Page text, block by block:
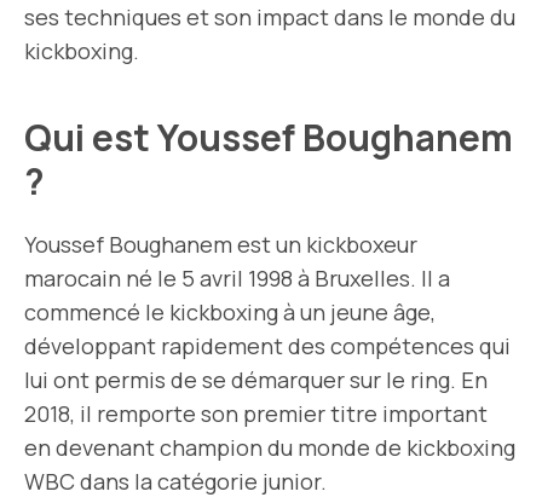
ses techniques et son impact dans le monde du
kickboxing.
Qui est Youssef Boughanem
?
Youssef Boughanem est un kickboxeur
marocain né le 5 avril 1998 à Bruxelles. Il a
commencé le kickboxing à un jeune âge,
développant rapidement des compétences qui
lui ont permis de se démarquer sur le ring. En
2018, il remporte son premier titre important
en devenant champion du monde de kickboxing
WBC dans la catégorie junior.